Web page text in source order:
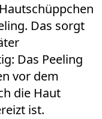
Das sorgt
Das Peeling
vor dem
die Haut
ist.